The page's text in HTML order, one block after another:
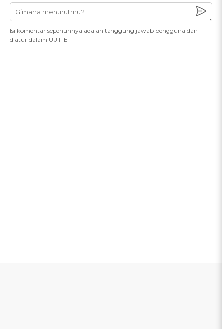
Isi komentar sepenuhnya adalah tanggung jawab pengguna dan
diatur dalam UU ITE